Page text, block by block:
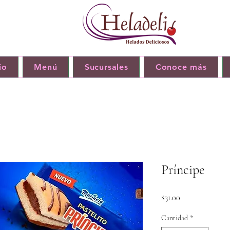
Menú Sucursales Conoce más
Príncipe
$31.00
Cantidad *